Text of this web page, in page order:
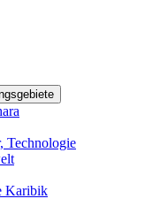
Technologie
Karibik